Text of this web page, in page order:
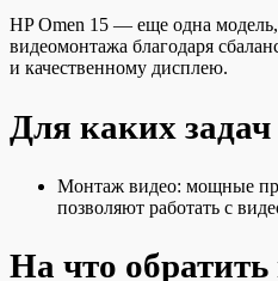
HP Omen 15 — еще одна
видеомонтажа благодаря
и качественному дисплею.
Для каких задач
Монтаж видео: мощные
позволяют работать с
На что